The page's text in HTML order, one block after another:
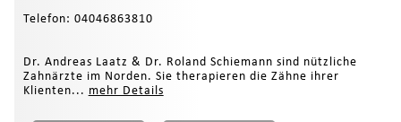
Telefon: 04046863810
Dr. Andreas Laatz & Dr. Roland Schiemann sind nützliche
Zahnärzte im Norden. Sie therapieren die Zähne ihrer
Klienten... mehr Details